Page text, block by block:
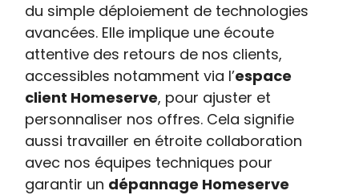
du simple déploiement de technologies
avancées. Elle implique une écoute
attentive des retours de nos clients,
accessibles notamment via l’espace
client Homeserve, pour ajuster et
personnaliser nos offres. Cela signifie
aussi travailler en étroite collaboration
avec nos équipes techniques pour
garantir un dépannage Homeserve